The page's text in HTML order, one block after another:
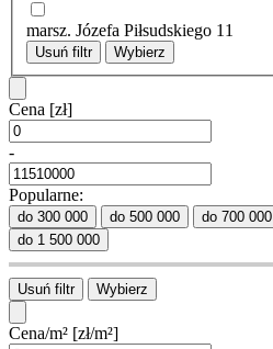
marsz. Józefa Piłsudskiego 11
Usuń filtr Wybierz
Cena [zł]
-
Popularne:
do 300 000 do 500 000 do 700 000
do 1 500 000
Usuń filtr Wybierz
Cena/m² [zł/m²]